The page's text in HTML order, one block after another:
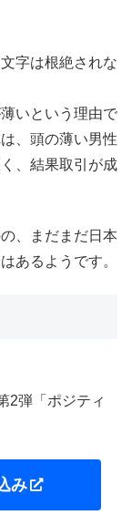
字は根絶されな
いという理由で
、頭の薄い男性
、結果取引が成
、まだまだ日本
あるようです。
2弾「ポジティ
み